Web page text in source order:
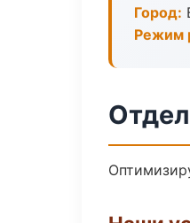
Город:
Режим